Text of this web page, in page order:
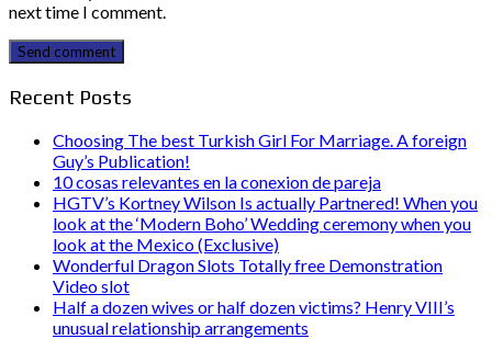
next time I comment.
Send comment
Recent Posts
Choosing The best Turkish Girl For Marriage. A foreign
Guy’s Publication!
10 cosas relevantes en la conexion de pareja
HGTV’s Kortney Wilson Is actually Partnered! When you
look at the ‘Modern Boho’ Wedding ceremony when you
look at the Mexico (Exclusive)
Wonderful Dragon Slots Totally free Demonstration
Video slot
Half a dozen wives or half dozen victims? Henry VIII’s
unusual relationship arrangements